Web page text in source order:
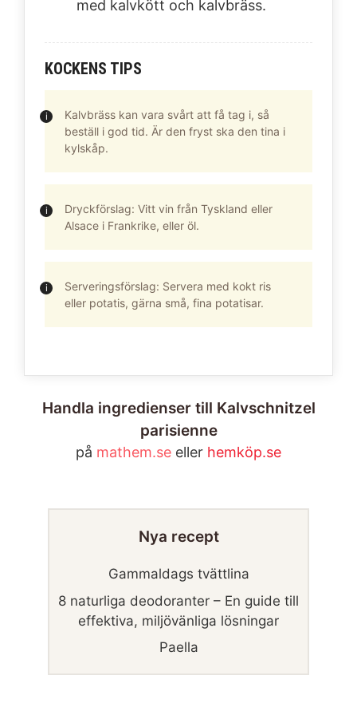
med kalvkött och kalvbräss.
KOCKENS TIPS
Kalvbräss kan vara svårt att få tag i, så
beställ i god tid. Är den fryst ska den tina i
kylskåp.
Dryckförslag: Vitt vin från Tyskland eller
Alsace i Frankrike, eller öl.
Serveringsförslag: Servera med kokt ris
eller potatis, gärna små, fina potatisar.
Handla ingredienser till Kalvschnitzel
parisienne
på mathem.se eller hemköp.se
Nya recept
Gammaldags tvättlina
8 naturliga deodoranter – En guide till
effektiva, miljövänliga lösningar
Paella